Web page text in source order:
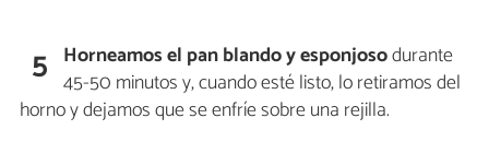
5 Horneamos el pan blando y esponjosodurante
45-50 minutos y, cuando esté listo, lo retiramos del
horno y dejamos que se enfríe sobre una rejilla.